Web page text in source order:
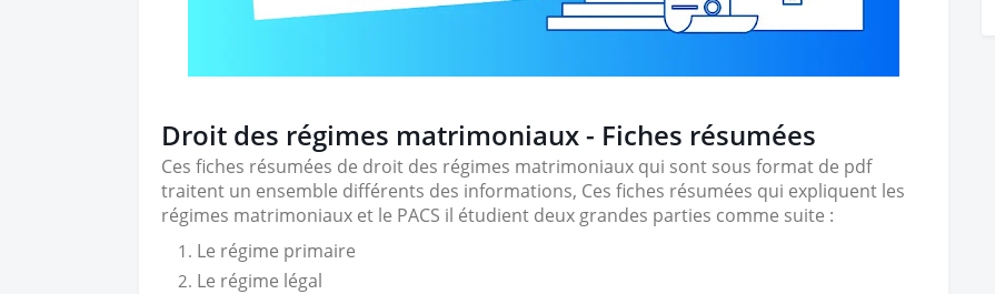
Droit des régimes matrimoniaux - Fiches résumées
Ces fiches résumées de droit des régimes matrimoniaux qui sont sous format de pdf
traitent un ensemble différents des informations, Ces fiches résumées qui expliquent les
régimes matrimoniaux et le PACS il étudient deux grandes parties comme suite :
Le régime primaire
Le régime légal